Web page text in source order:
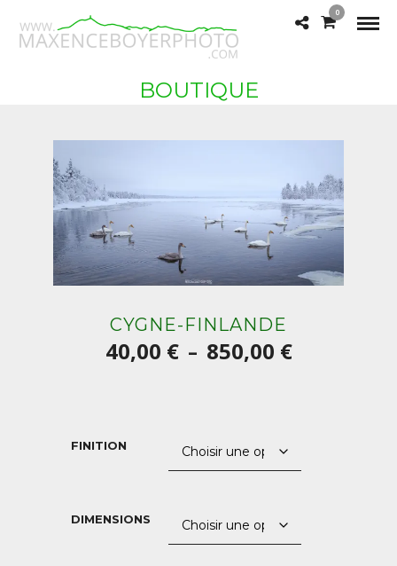
0
BOUTIQUE
CYGNE-FINLANDE
40,00 € – 850,00 €Plage
à
FINITION
DIMENSIONS